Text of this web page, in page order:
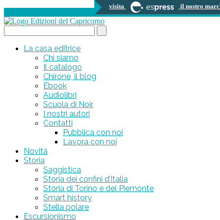
visita il nostro
La casa editrice
Chi siamo
Il catalogo
Chirone, il blog
Ebook
Audiolibri
Scuola di Noir
I nostri autori
Contatti
Pubblica con noi
Lavora con noi
Novità
Storia
Saggistica
Storia dei confini d’Italia
Storia di Torino e del Piemonte
Smart history
Stella polare
Escursionismo